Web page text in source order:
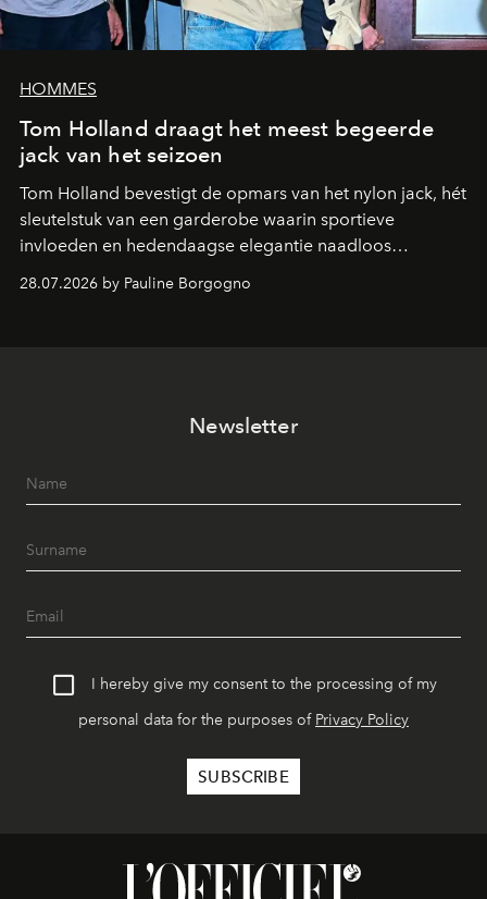
HOMMES
Tom Holland draagt het meest begeerde
jack van het seizoen
Tom Holland bevestigt de opmars van het nylon jack, hét
sleutelstuk van een garderobe waarin sportieve
invloeden en hedendaagse elegantie naadloos
samenkomen.
28.07.2026 by Pauline Borgogno
Newsletter
I hereby give my consent to the processing of my
personal data for the purposes of Privacy Policy